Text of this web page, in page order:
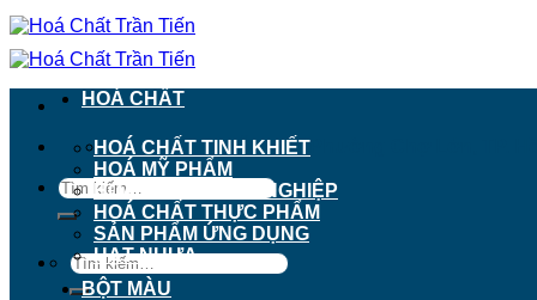
Chuyển
đến
nội
911 - 913 Nguyễn Trãi, Phường Chợ Lớn, TP.
Tìm
kiếm:
Tìm
kiếm:
HOÁ CHẤT
HOÁ CHẤT TINH KHIẾT
HOÁ MỸ PHẨM
HOÁ CHẤT CÔNG NGHIỆP
HOÁ CHẤT THỰC PHẨM
SẢN PHẨM ỨNG DỤNG
HẠT NHỰA
BỘT MÀU